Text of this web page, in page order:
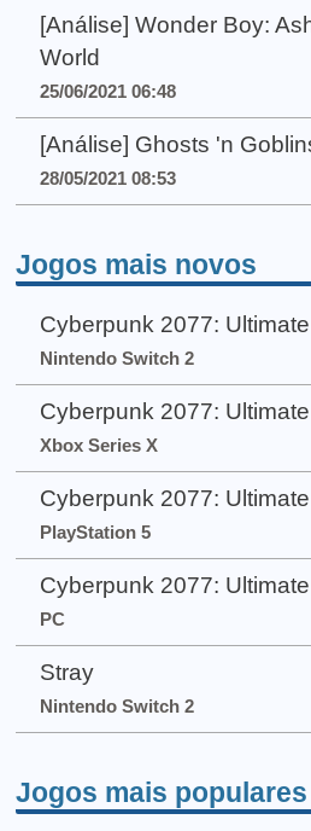
[Análise] Wonder Boy:
World
25/06/2021 06:48
[Análise] Ghosts 'n
28/05/2021 08:53
Jogos mais novos
Cyberpunk 2077:
Nintendo Switch 2
Cyberpunk 2077:
Xbox Series X
Cyberpunk 2077:
PlayStation 5
Cyberpunk 2077:
PC
Stray
Nintendo Switch 2
Jogos mais populares